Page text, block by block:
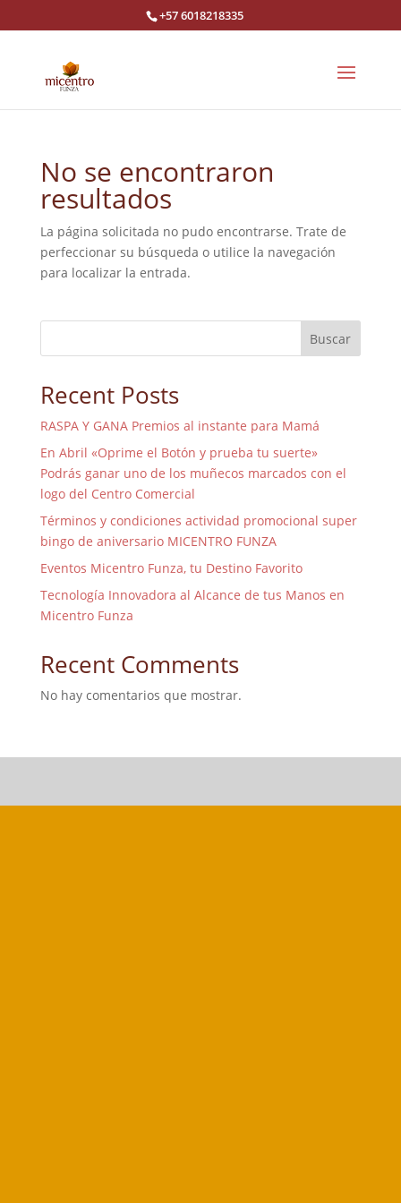
+57 6018218335
No se encontraron
resultados
La página solicitada no pudo encontrarse. Trate de
perfeccionar su búsqueda o utilice la navegación
para localizar la entrada.
Buscar
Recent Posts
RASPA Y GANA Premios al instante para Mamá
En Abril «Oprime el Botón y prueba tu suerte»
Podrás ganar uno de los muñecos marcados con el
logo del Centro Comercial
Términos y condiciones actividad promocional super
bingo de aniversario MICENTRO FUNZA
Eventos Micentro Funza, tu Destino Favorito
Tecnología Innovadora al Alcance de tus Manos en
Micentro Funza
Recent Comments
No hay comentarios que mostrar.